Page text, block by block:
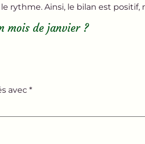
mois de janvier ?
avec *